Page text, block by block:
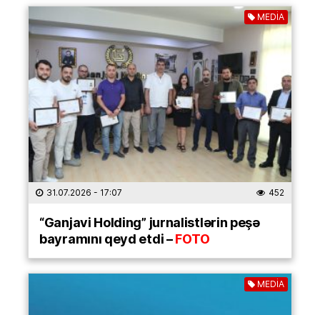
MEDİA
31.07.2026 - 17:07 452
“Ganjavi Holding” jurnalistlərin peşə
bayramını qeyd etdi –FOTO
MEDİA